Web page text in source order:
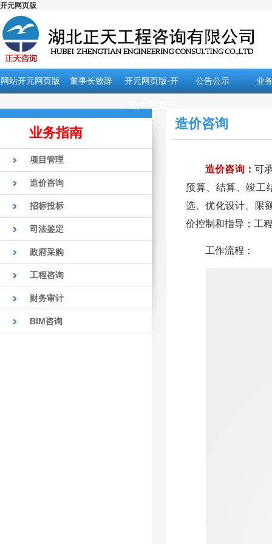
开元网页版
网站开元网页版 董事长致辞 开元网页版-开 公告公示 业
业务指南
项目管理
造价咨询
招标投标
司法鉴定
政府采购
工程咨询
财务审计
BIM咨询
造价咨询
造价咨询：可
预算、结算、竣工
选、优化设计、限
价控制和指导；工
工作流程：